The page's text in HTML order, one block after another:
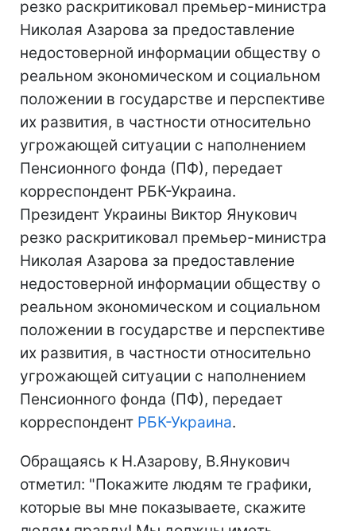
резко раскритиковал премьер-министра
Николая Азарова за предоставление
недостоверной информации обществу о
реальном экономическом и социальном
положении в государстве и перспективе
их развития, в частности относительно
угрожающей ситуации с наполнением
Пенсионного фонда (ПФ), передает
корреспондент РБК-Украина.
Президент Украины Виктор Янукович
резко раскритиковал премьер-министра
Николая Азарова за предоставление
недостоверной информации обществу о
реальном экономическом и социальном
положении в государстве и перспективе
их развития, в частности относительно
угрожающей ситуации с наполнением
Пенсионного фонда (ПФ), передает
корреспондент РБК-Украина.
Обращаясь к Н.Азарову, В.Янукович
отметил: "Покажите людям те графики,
которые вы мне показываете, скажите